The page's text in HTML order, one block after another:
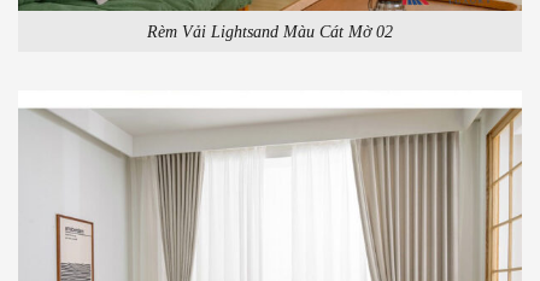
Rèm Vải Lightsand Màu Cát Mờ 02